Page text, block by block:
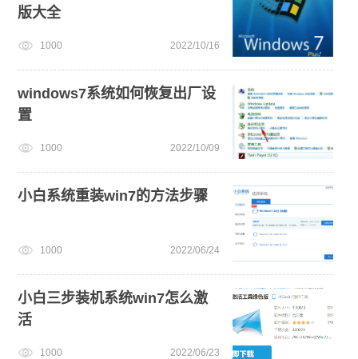
免费升级win10 安装系统win7
U盘装win7系统 电脑开不了机
版大全
1000 2022/10/16
windows7系统如何恢复出厂设
置
1000 2022/10/09
小白系统重装win7的方法步骤
1000 2022/06/24
小白三步装机系统win7怎么激
活
1000 2022/06/23